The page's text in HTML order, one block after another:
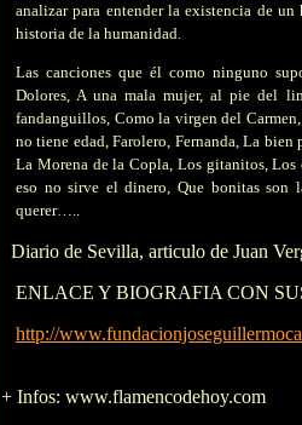
analizar para entender la existencia de
historia de la humanidad.
Las canciones que él como ninguno
Dolores, A una mala mujer, al pie del
fandanguillos, Como la virgen del
no tiene edad, Farolero, Fernanda, La
La Morena de la Copla, Los gitanitos,
eso no sirve el dinero, Que bonitas son
querer…..
Diario de Sevilla, articulo de Juan
ENLACE Y BIOGRAFIA CON
http://
+ Infos: www.flamencodehoy.com